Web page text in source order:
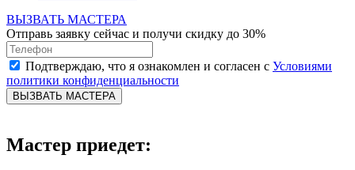
ВЫЗВАТЬ МАСТЕРА
Отправь заявку сейчас и получи скидку до 30%
Подтверждаю, что я ознакомлен и согласен с Условиями
политики конфиденциальности
ВЫЗВАТЬ МАСТЕРА
Мастер приедет: